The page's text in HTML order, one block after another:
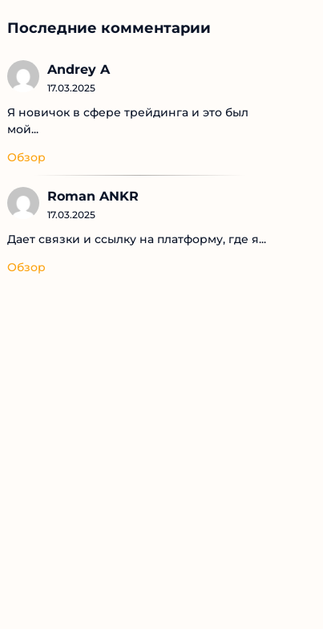
Последние комментарии
Andrey A
17.03.2025
Я новичок в сфере трейдинга и это был
мой...
Обзор
Roman ANKR
17.03.2025
Дает связки и ссылку на платформу, где я...
Обзор